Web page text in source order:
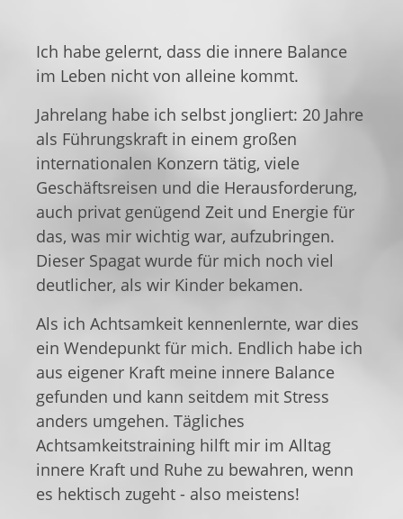
Ich habe gelernt, dass die innere Balance
im Leben nicht von alleine kommt.
Jahrelang habe ich selbst jongliert: 20 Jahre
als Führungskraft in einem großen
internationalen Konzern tätig, viele
Geschäftsreisen und die Herausforderung,
auch privat genügend Zeit und Energie für
das, was mir wichtig war, aufzubringen.
Dieser Spagat wurde für mich noch viel
deutlicher, als wir Kinder bekamen.
Als ich Achtsamkeit kennenlernte, war dies
ein Wendepunkt für mich. Endlich habe ich
aus eigener Kraft meine innere Balance
gefunden und kann seitdem mit Stress
anders umgehen. Tägliches
Achtsamkeitstraining hilft mir im Alltag
innere Kraft und Ruhe zu bewahren, wenn
es hektisch zugeht - also meistens!